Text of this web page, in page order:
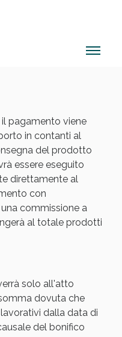
pagamento viene
in contanti al
del prodotto
essere eseguito
direttamente al
con
commissione a
al totale prodotti
solo all'atto
dovuta che
dalla data di
del bonifico
oggi!